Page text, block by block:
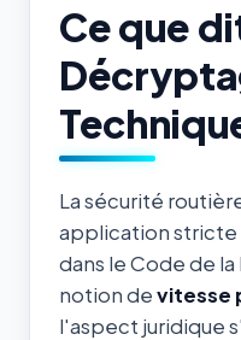
Ce que
La sécurité
application
dans le Code de la
notion devitesse
l'aspect juridique